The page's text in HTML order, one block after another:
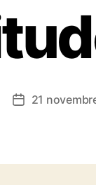
Date
21